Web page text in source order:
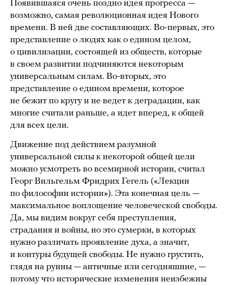
Появившаяся очень поздно идея прогресса —
возможно, самая революционная идея Нового
времени. В ней две составляющих. Во-первых, это
представление о людях как о едином целом,
о цивилизации, состоящей из обществ, которые
в своем развитии подчиняются некоторым
универсальным силам. Во-вторых, это
представление о едином времени, которое
не бежит по кругу и не ведет к деградации, как
многие считали раньше, а идет вперед, к общей
для всех цели.
Движение под действием разумной
универсальной силы к некоторой общей цели
можно усмотреть во всемирной истории, считал
Георг Вильгельм Фридрих Гегель («Лекции
по философии истории»). Эта конечная цель —
максимальное воплощение человеческой свободы.
Да, мы видим вокруг себя преступления,
страдания и войны, но это сумерки, в которых
нужно различать проявление духа, а значит,
и контуры будущей свободы. Не нужно грустить,
глядя на руины — античные или сегодняшние, —
потому что исторические изменения неизбежны